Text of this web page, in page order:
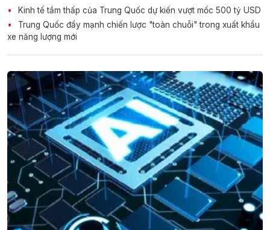
Kinh tế tầm thấp của Trung Quốc dự kiến vượt mốc 500 tỷ USD
Trung Quốc đẩy mạnh chiến lược "toàn chuỗi" trong xuất khẩu
xe năng lượng mới